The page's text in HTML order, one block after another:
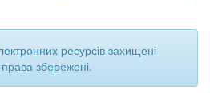
ресурсів захищені
збережені.